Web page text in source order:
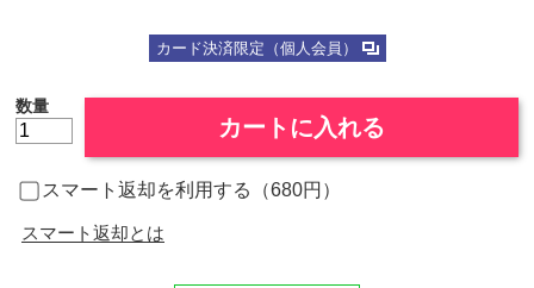
カード決済限定（個人会員）
数量
カートに入れる
スマート返却を利用する（680円）
スマート返却とは